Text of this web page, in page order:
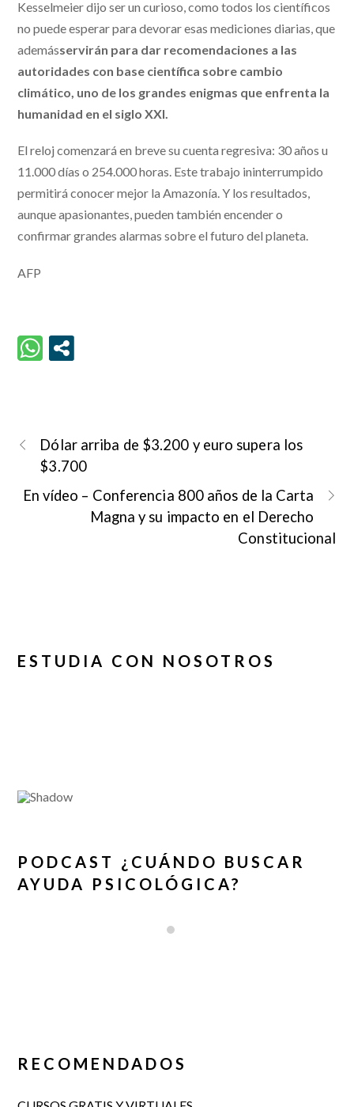
Kesselmeier dijo ser un curioso, como todos los científicos
no puede esperar para devorar esas mediciones diarias, que
ademásservirán para dar recomendaciones a las
autoridades con base científica sobre cambio
climático, uno de los grandes enigmas que enfrenta la
humanidad en el siglo XXI.
El reloj comenzará en breve su cuenta regresiva: 30 años u
11.000 días o 254.000 horas. Este trabajo ininterrumpido
permitirá conocer mejor la Amazonía. Y los resultados,
aunque apasionantes, pueden también encender o
confirmar grandes alarmas sobre el futuro del planeta.
AFP
Dólar arriba de $3.200 y euro supera los
$3.700
En vídeo – Conferencia 800 años de la Carta
Magna y su impacto en el Derecho
Constitucional
ESTUDIA CON NOSOTROS
PODCAST ¿CUÁNDO BUSCAR
AYUDA PSICOLÓGICA?
RECOMENDADOS